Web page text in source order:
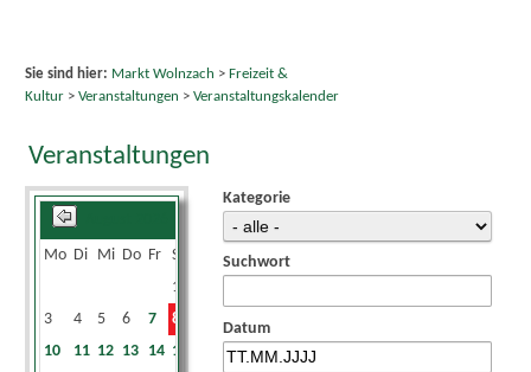
Sie sind hier: Markt Wolnzach > Freizeit &
Kultur> Veranstaltungen > Veranstaltungskalender
Veranstaltungen
Mo Di Mi Do Fr Sa
1
3
4 5 6 7 8
10
11 12 13 14 15
Kategorie
Suchwort
Datum